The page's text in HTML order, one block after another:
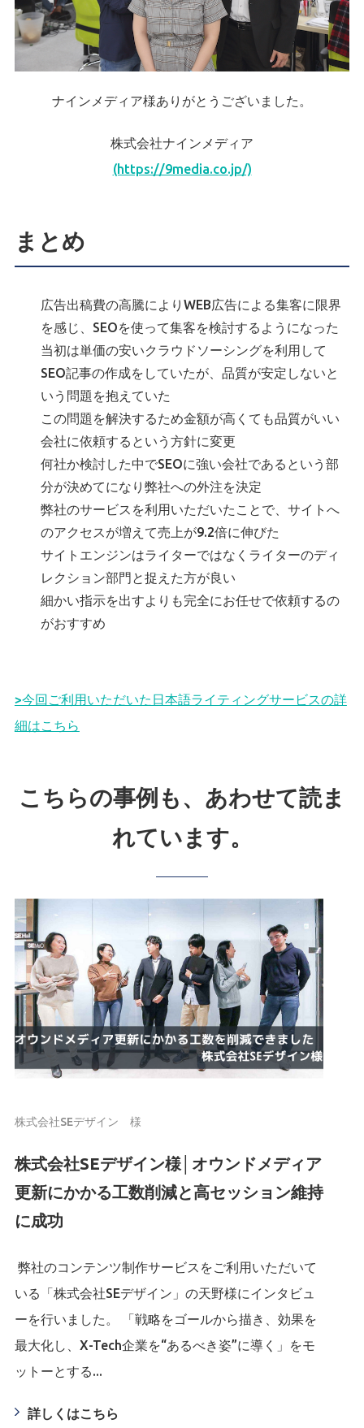
ナインメディア様ありがとうございました。
株式会社ナインメディア
(https://9media.co.jp/)
まとめ
広告出稿費の高騰によりWEB広告による集客に限界
を感じ、SEOを使って集客を検討するようになった
当初は単価の安いクラウドソーシングを利用して
SEO記事の作成をしていたが、品質が安定しないと
いう問題を抱えていた
この問題を解決するため金額が高くても品質がいい
会社に依頼するという方針に変更
何社か検討した中でSEOに強い会社であるという部
分が決めてになり弊社への外注を決定
弊社のサービスを利用いただいたことで、サイトへ
のアクセスが増えて売上が9.2倍に伸びた
サイトエンジンはライターではなくライターのディ
レクション部門と捉えた方が良い
細かい指示を出すよりも完全にお任せで依頼するの
がおすすめ
>今回ご利用いただいた日本語ライティングサービスの詳
細はこちら
こちらの事例も、あわせて読ま
れています。
株式会社SEデザイン 様
株式会社SEデザイン様│オウンドメディア
更新にかかる工数削減と高セッション維持
に成功
弊社のコンテンツ制作サービスをご利用いただいて
いる「株式会社SEデザイン」の天野様にインタビュ
ーを行いました。 「戦略をゴールから描き、効果を
最大化し、X-Tech企業を“あるべき姿”に導く」をモ
ットーとする...
詳しくはこちら